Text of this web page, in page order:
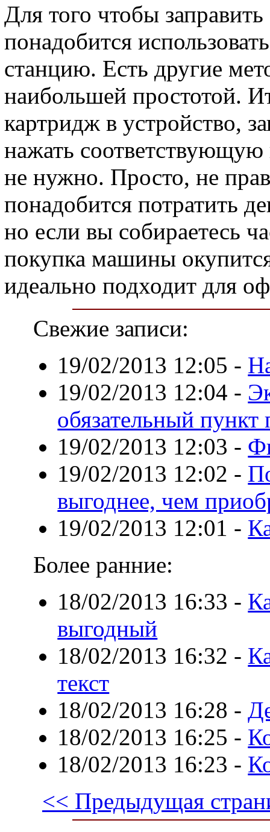
Для того чтобы
понадобится
станцию. Есть другие
наибольшей простотой.
картридж в устройство,
нажать соответствующую
не нужно. Просто, не
понадобится потратить
но если вы собираетесь
покупка машины
идеально подходит для
Свежие записи:
19/02/2013 12:05 -
19/02/2013 12:04 -
обязательный
19/02/2013 12:03 -
19/02/2013 12:02 -
выгоднее, чем
19/02/2013 12:01 -
Более ранние:
18/02/2013 16:33 -
выгодный
18/02/2013 16:32 -
текст
18/02/2013 16:28 -
18/02/2013 16:25 -
18/02/2013 16:23 -
<< Предыдущая